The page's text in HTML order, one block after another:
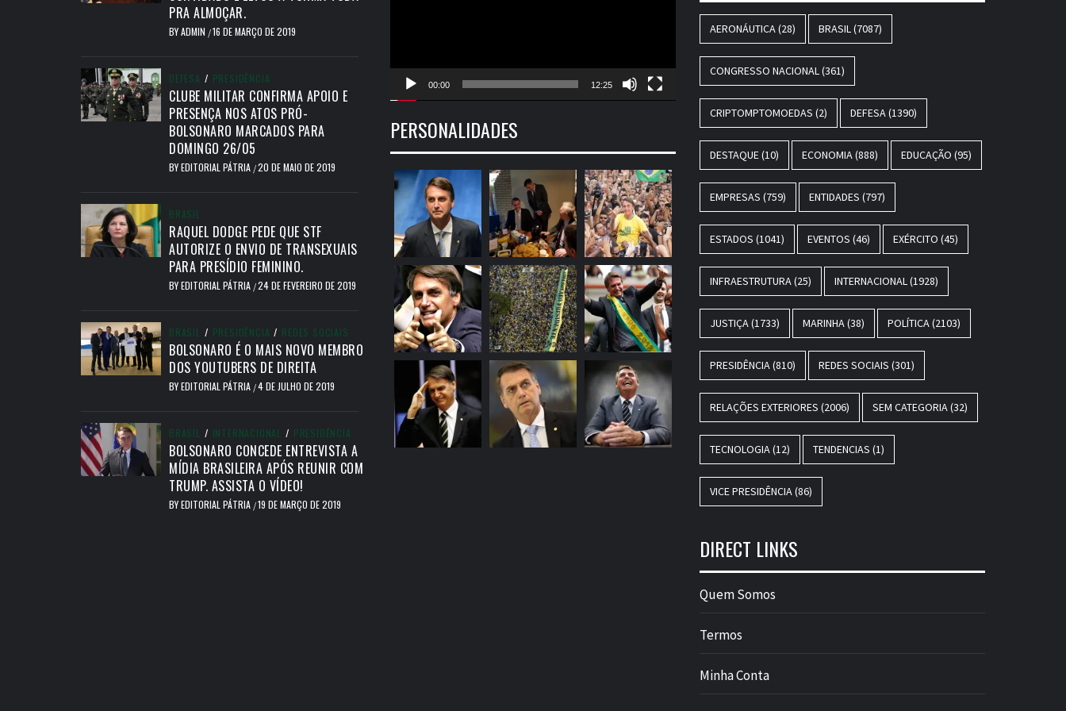
PRA ALMOÇAR.
BYADMIN /16 DE MARÇO DE 2019
DEFESA / PRESIDÊNCIA
CLUBE MILITAR CONFIRMA APOIO E
PRESENÇA NOS ATOS PRÓ-
BOLSONARO MARCADOS PARA
DOMINGO 26/05
BYEDITORIAL PÁTRIA /20 DE MAIO DE 2019
BRASIL
RAQUEL DODGE PEDE QUE STF
AUTORIZE O ENVIO DE TRANSEXUAIS
PARA PRESÍDIO FEMININO.
BYEDITORIAL PÁTRIA /24 DE FEVEREIRO DE 2019
BRASIL / PRESIDÊNCIA / REDES SOCIAIS
BOLSONARO É O MAIS NOVO MEMBRO
DOS YOUTUBERS DE DIREITA
BYEDITORIAL PÁTRIA /4 DE JULHO DE 2019
BRASIL / INTERNACIONAL / PRESIDÊNCIA
BOLSONARO CONCEDE ENTREVISTA A
MÍDIA BRASILEIRA APÓS REUNIR COM
TRUMP. ASSISTA O VÍDEO!
BYEDITORIAL PÁTRIA /19 DE MARÇO DE 2019
00:00 12:25
PERSONALIDADES
AERONÁUTICA (28) BRASIL (7087)
CONGRESSO NACIONAL (361)
CRIPTOMPTOMOEDAS (2) DEFESA (1390)
DESTAQUE(10) ECONOMIA (888) EDUCAÇÃO (95)
EMPRESAS (759) ENTIDADES (797)
ESTADOS (1041) EVENTOS (46) EXÉRCITO (45)
INFRAESTRUTURA (25) INTERNACIONAL (1928)
JUSTIÇA (1733) MARINHA (38) POLÍTICA (2103)
PRESIDÊNCIA (810) REDES SOCIAIS (301)
RELAÇÕES EXTERIORES (2006) SEM CATEGORIA (32)
TECNOLOGIA (12) TENDENCIAS (1)
VICE PRESIDÊNCIA (86)
DIRECT LINKS
Quem Somos
Termos
Minha Conta